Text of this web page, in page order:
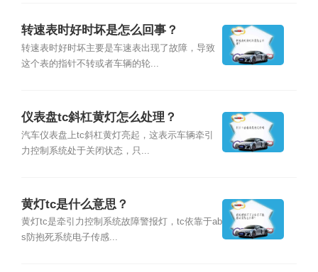
转速表时好时坏是怎么回事？
转速表时好时坏主要是车速表出现了故障，导致
这个表的指针不转或者车辆的轮...
仪表盘tc斜杠黄灯怎么处理？
汽车仪表盘上tc斜杠黄灯亮起，这表示车辆牵引
力控制系统处于关闭状态，只...
黄灯tc是什么意思？
黄灯tc是牵引力控制系统故障警报灯，tc依靠于ab
s防抱死系统电子传感...